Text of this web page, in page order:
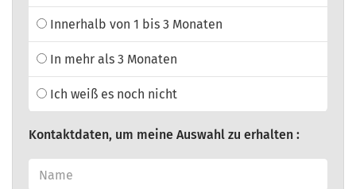
Innerhalb von 1 bis 3 Monaten
In mehr als 3 Monaten
Ich weiß es noch nicht
Kontaktdaten, um meine Auswahl zu erhalten :